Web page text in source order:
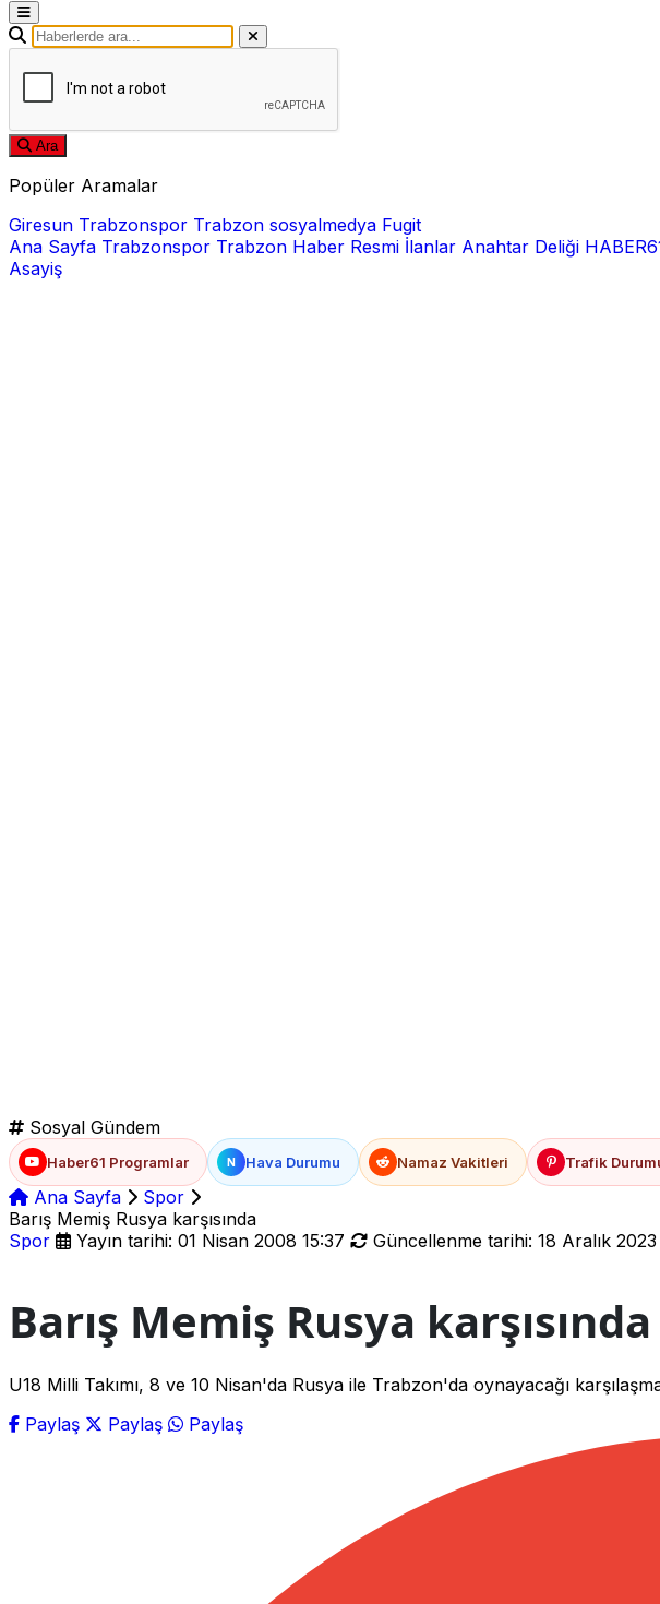
Ara
Popüler Aramalar
Giresun Trabzonspor Trabzon sosyalmedya Fugit
Ana Sayfa Trabzonspor Trabzon Haber Resmi İlanlar Anahtar Deliği
Asayiş
Sosyal Gündem
Haber61 Programlar N Hava Durumu Namaz Vakitleri Trafik
Ana Sayfa
Spor
Barış Memiş Rusya karşısında
Spor
Yayın tarihi: 01 Nisan 2008 15:37 Güncellenme tarihi: 18 Aralık 2023
Barış Memiş Rusya karşısında
U18 Milli Takımı, 8 ve 10 Nisan'da Rusya ile Trabzon'da oynayacağı
Paylaş
Paylaş Paylaş